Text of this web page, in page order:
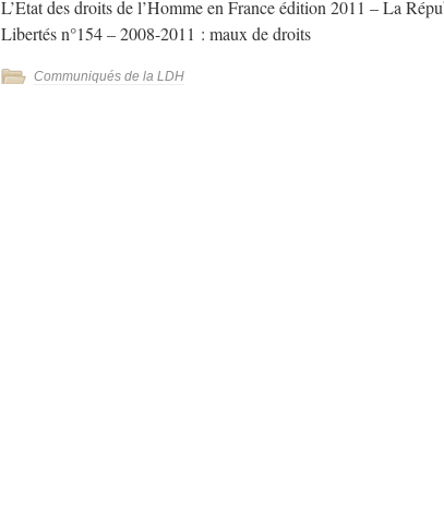
L’Etat des droits de l’Homme en France édition 2011 – La
Libertés n°154 – 2008-2011 : maux de droits
Communiqués de la LDH